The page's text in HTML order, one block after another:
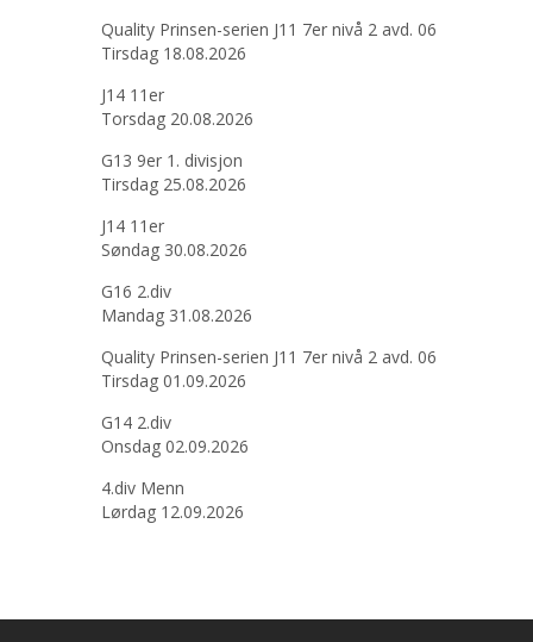
Quality Prinsen-serien J11 7er nivå 2 avd. 06
Tirsdag 18.08.2026
J14 11er
Torsdag 20.08.2026
G13 9er 1. divisjon
Tirsdag 25.08.2026
J14 11er
Søndag 30.08.2026
G16 2.div
Mandag 31.08.2026
Quality Prinsen-serien J11 7er nivå 2 avd. 06
Tirsdag 01.09.2026
G14 2.div
Onsdag 02.09.2026
4.div Menn
Lørdag 12.09.2026